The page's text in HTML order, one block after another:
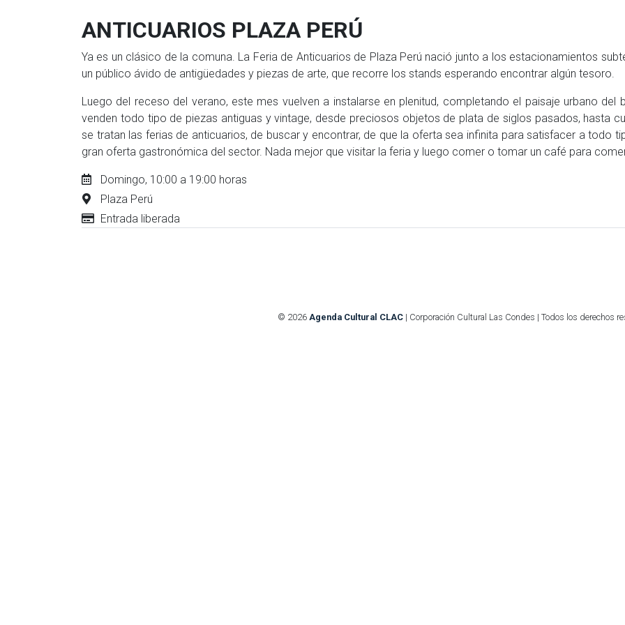
ANTICUARIOS PLAZA PERÚ
Ya es un clásico de la comuna. La Feria de Anticuarios de Plaza Perú nació junto a los estacionamientos
un público ávido de antigüedades y piezas de arte, que recorre los stands esperando encontrar algún tesoro.
Luego del receso del verano, este mes vuelven a instalarse en plenitud, completando el paisaje urbano
venden todo tipo de piezas antiguas y vintage, desde preciosos objetos de plata de siglos pasados, hasta
se tratan las ferias de anticuarios, de buscar y encontrar, de que la oferta sea infinita para satisfacer a todo
gran oferta gastronómica del sector. Nada mejor que visitar la feria y luego comer o tomar un café para
Domingo, 10:00 a 19:00 horas
Plaza Perú
Entrada liberada
© 2026 Agenda Cultural CLAC| Corporación Cultural Las Condes | Todos los derechos